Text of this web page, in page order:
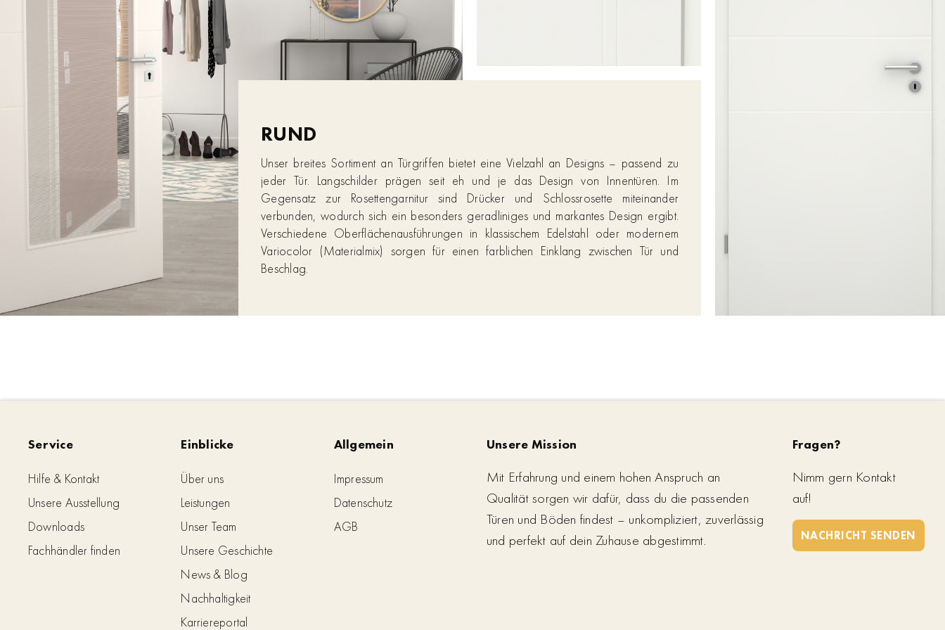
RUND
Unser breites Sortiment an Türgriffen bietet eine Vielzahl an Designs – passend zu
jeder Tür. Langschilder prägen seit eh und je das Design von Innentüren. Im
Gegensatz zur Rosettengarnitur sind Drücker und Schlossrosette miteinander
verbunden, wodurch sich ein besonders geradliniges und markantes Design ergibt.
Verschiedene Oberflächenausführungen in klassischem Edelstahl oder modernem
Variocolor (Materialmix) sorgen für einen farblichen Einklang zwischen Tür und
Beschlag.
Service
Hilfe & Kontakt
Unsere Ausstellung
Downloads
Fachhändler finden
Einblicke
Über uns
Leistungen
Unser Team
Unsere Geschichte
News & Blog
Nachhaltigkeit
Karriereportal
Allgemein
Impressum
Datenschutz
AGB
Unsere Mission
Mit Erfahrung und einem hohen Anspruch an
Qualität sorgen wir dafür, dass du die passenden
Türen und Böden findest – unkompliziert, zuverlässig
und perfekt auf dein Zuhause abgestimmt.
Fragen?
Nimm gern Kontakt
auf!
NACHRICHT SENDEN